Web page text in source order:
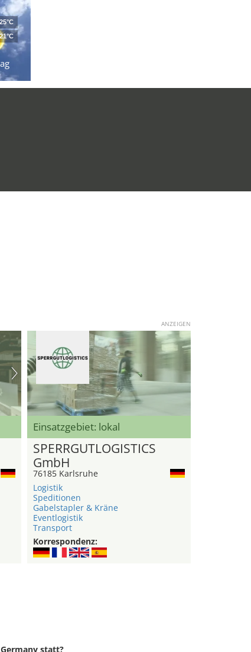
25°C
ANZEIGEN
Einsatzgebiet: lokal
SPERRGUTLOGISTICS
GmbH
76185 Karlsruhe
Logistik
Speditionen
Gabelstapler & Kräne
Eventlogistik
Transport
Korrespondenz:
statt?